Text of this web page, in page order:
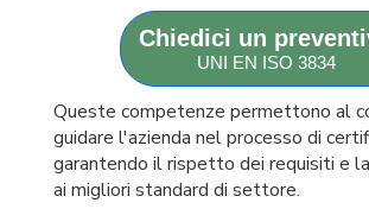
Chiedici un
UNI EN ISO 3834
Queste competenze permettono al
guidare l'azienda nel processo di
garantendo il rispetto dei requisiti e
ai migliori standard di settore.